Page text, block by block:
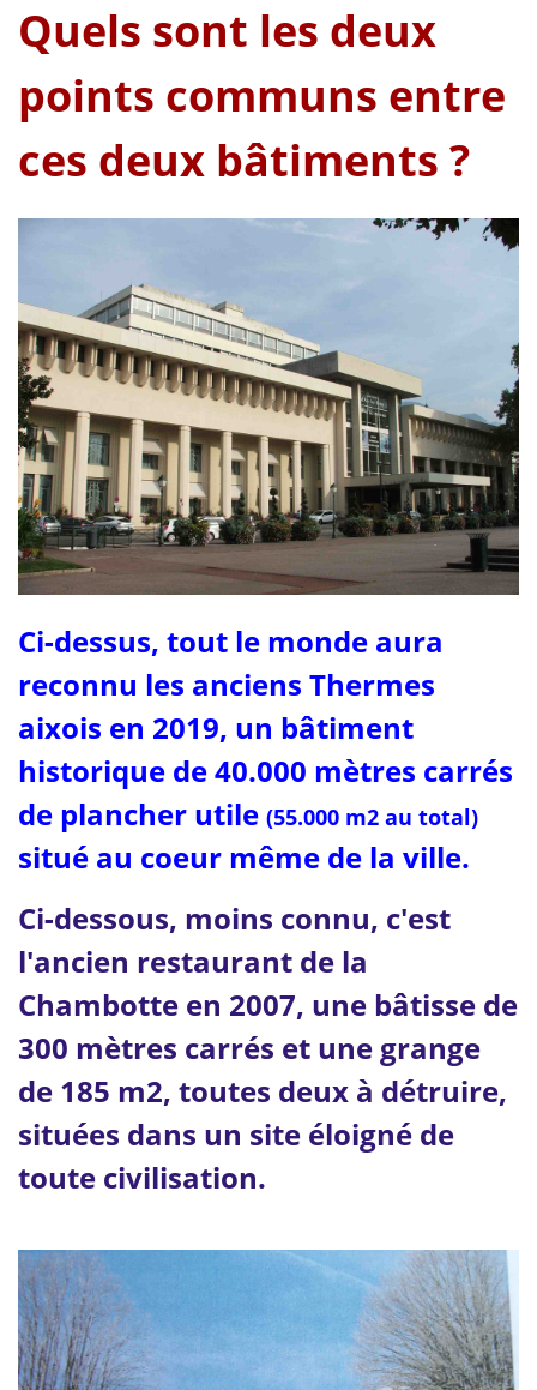
Quels sont les deux
points communs entre
ces deux bâtiments ?
Ci-dessus, tout le monde aura
reconnu les anciens Thermes
aixois en 2019, un bâtiment
historique de 40.000 mètres carrés
de plancher utile (55.000 m2 au total)
situé au coeur même de la ville.
Ci-dessous, moins connu, c'est
l'ancien restaurant de la
Chambotte en 2007, une bâtisse de
300 mètres carrés et une grange
de 185 m2, toutes deux à détruire,
situées dans un site éloigné de
toute civilisation.